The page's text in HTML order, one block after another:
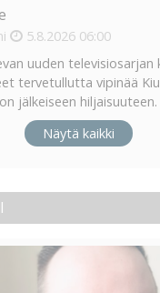
5.8.2026 06:00
uuden televisiosarjan
tervetullutta vipinää
jälkeiseen hiljaisuuteen.
Näytä kaikki